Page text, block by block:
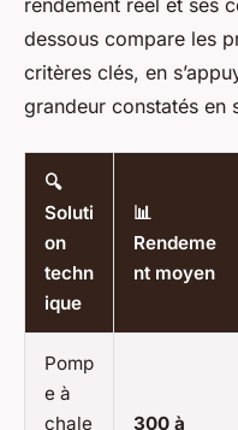
dessous compare les
critères clés, en
grandeur constatés en
🔍
Soluti
on
techn
ique
📊
Rendeme
nt moyen
Pomp
e à
chale
300 à